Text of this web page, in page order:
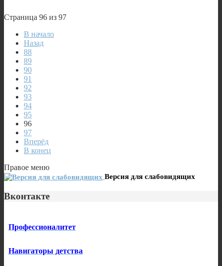
Страница 96 из 97
В начало
Назад
88
89
90
91
92
93
94
95
96
97
Вперёд
В конец
Правое меню
Версия для слабовидящих
Вконтакте
Профессионалитет
Навигаторы детства